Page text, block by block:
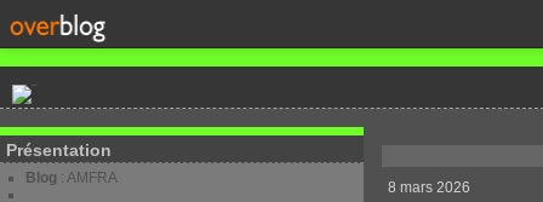
Présentation
Blog : AMFRA
8 mars 2026